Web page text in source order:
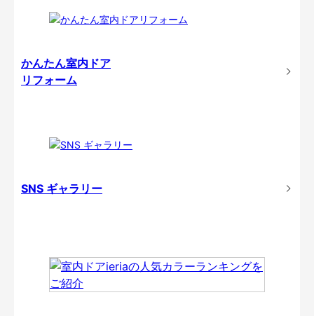
かんたん室内ドア
リフォーム
SNS ギャラリー